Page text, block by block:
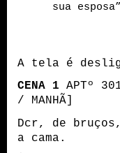
sua
A tela é
CENA 1 APTº
/ MANHÃ]
Dcr, de
a cama.